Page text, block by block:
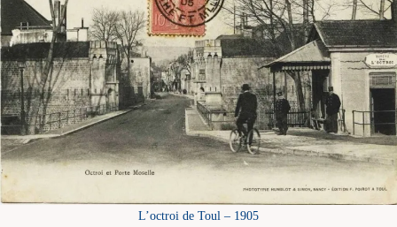
L’octroi de Toul – 1905